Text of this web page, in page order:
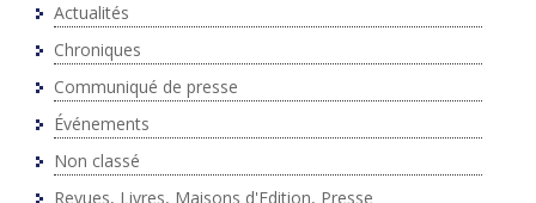
Actualités
Chroniques
Communiqué de presse
Événements
Non classé
Revues, Livres, Maisons d'Edition, Presse